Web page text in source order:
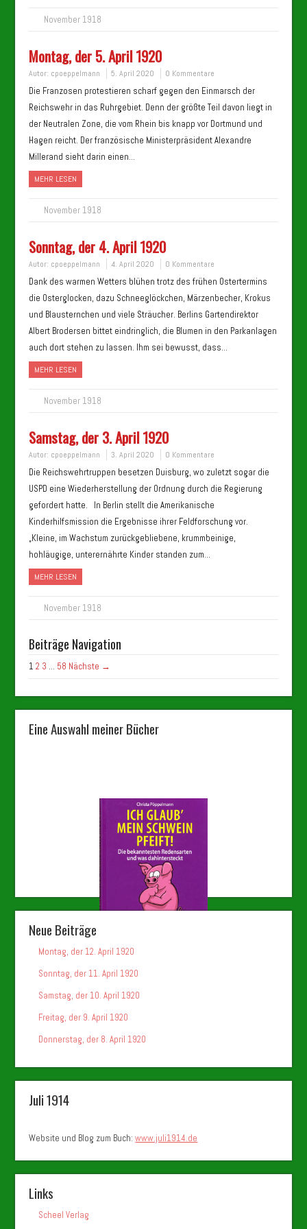
November 1918
Montag, der 5. April 1920
Autor: cpoeppelmann 5. April 2020 0 Kommentare
Die Franzosen protestieren scharf gegen den Einmarsch der
Reichswehr in das Ruhrgebiet. Denn der größte Teil davon liegt in
der Neutralen Zone, die vom Rhein bis knapp vor Dortmund und
Hagen reicht. Der französische Ministerpräsident Alexandre
Millerand sieht darin einen…
MEHR LESEN
November 1918
Sonntag, der 4. April 1920
Autor: cpoeppelmann 4. April 2020 0 Kommentare
Dank des warmen Wetters blühen trotz des frühen Ostertermins
die Osterglocken, dazu Schneeglöckchen, Märzenbecher, Krokus
und Blausternchen und viele Sträucher. Berlins Gartendirektor
Albert Brodersen bittet eindringlich, die Blumen in den Parkanlagen
auch dort stehen zu lassen. Ihm sei bewusst, dass…
MEHR LESEN
November 1918
Samstag, der 3. April 1920
Autor: cpoeppelmann 3. April 2020 0 Kommentare
Die Reichswehrtruppen besetzen Duisburg, wo zuletzt sogar die
USPD eine Wiederherstellung der Ordnung durch die Regierung
gefordert hatte. In Berlin stellt die Amerikanische
Kinderhilfsmission die Ergebnisse ihrer Feldforschung vor.
„Kleine, im Wachstum zurückgebliebene, krummbeinige,
hohläugige, unterernährte Kinder standen zum…
MEHR LESEN
November 1918
Beiträge Navigation
1 2 3 … 58 Nächste →
Eine Auswahl meiner Bücher
Neue Beiträge
Montag, der 12. April 1920
Sonntag, der 11. April 1920
Samstag, der 10. April 1920
Freitag, der 9. April 1920
Donnerstag, der 8. April 1920
Juli 1914
Website und Blog zum Buch:www.juli1914.de
Links
Scheel Verlag